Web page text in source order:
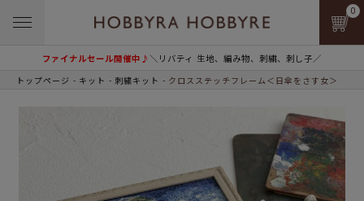
ファイナルセール開催中♪＼リバティ 生地、編み物、刺繍、刺し子／
0
トップページ キット 刺繍キット クロスステッチフレーム＜日傘をさす女＞